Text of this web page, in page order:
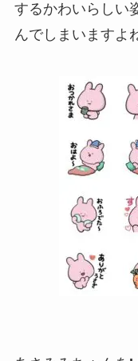
するかわいらしい
んでしまいますよ